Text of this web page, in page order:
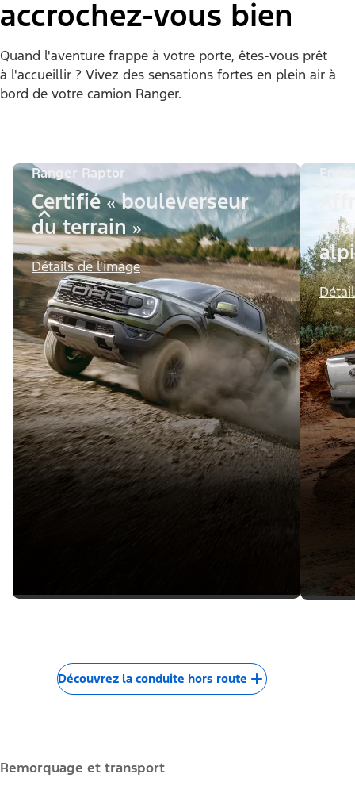
accrochez-vous bien
Quand l'aventure frappe à votre porte, êtes-vous prêt
à l'accueillir ? Vivez des sensations fortes en plein air à
bord de votre camion Ranger.
Ranger Raptor
Certifié « bouleverseur
du terrain »
Détails de l'image
Découvrez la conduite hors route
Remorquage et transport